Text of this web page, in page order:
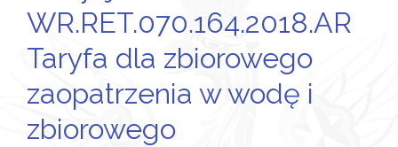
WR.RET.070.164.2018.AR
Taryfa dla zbiorowego
zaopatrzenia w wodę i
zbiorowego